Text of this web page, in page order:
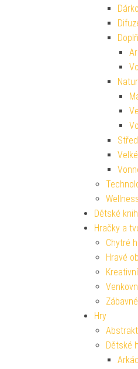
Dětské
Hračky a
Chytré
Hravé
Hry
Dětské